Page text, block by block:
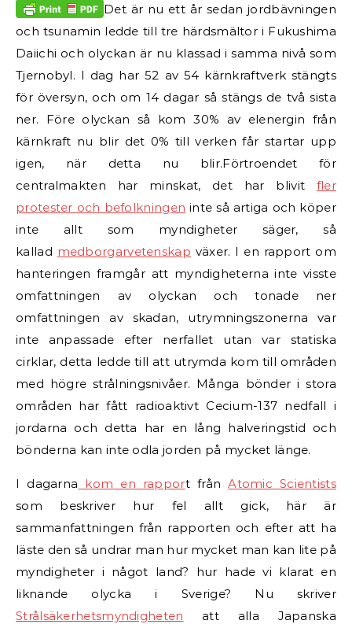
Det är nu ett år sedan jordbävningen
och tsunamin ledde till tre härdsmältor i Fukushima
Daiichi och olyckan är nu klassad i samma nivå som
Tjernobyl. I dag har 52 av 54 kärnkraftverk stängts
för översyn, och om 14 dagar så stängs de två sista
ner. Före olyckan så kom 30% av elenergin från
kärnkraft nu blir det 0% till verken får startar upp
igen, när detta nu blir.Förtroendet för
centralmakten har minskat, det har blivit fler
protester och befolkningen inte så artiga och köper
inte allt som myndigheter säger, så
kallad medborgarvetenskap växer. I en rapport om
hanteringen framgår att myndigheterna inte visste
omfattningen av olyckan och tonade ner
omfattningen av skadan, utrymningszonerna var
inte anpassade efter nerfallet utan var statiska
cirklar, detta ledde till att utrymda kom till områden
med högre strålningsnivåer. Många bönder i stora
områden har fått radioaktivt Cecium-137 nedfall i
jordarna och detta har en lång halveringstid och
bönderna kan inte odla jorden på mycket länge.
I dagarna kom en rapport frånAtomic Scientists
som beskriver hur fel allt gick, här är
sammanfattningen från rapporten och efter att ha
läste den så undrar man hur mycket man kan lite på
myndigheter i något land? hur hade vi klarat en
liknande olycka i Sverige? Nu skriver
Strålsäkerhetsmyndigheten att alla Japanska